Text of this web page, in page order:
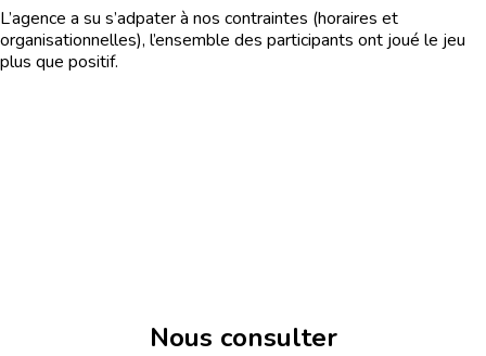
L’agence a su s’adpater à nos contraintes (horaires et
organisationnelles), l’ensemble des participants ont joué le jeu
plus que positif.
Nous consulter